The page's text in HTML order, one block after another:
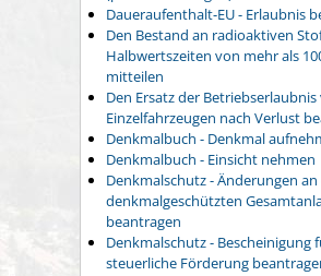
Daueraufenthalt-EU - Erlaubnis
Den Bestand an radioaktiven
Halbwertszeiten von mehr als
mitteilen
Den Ersatz der Betriebserlaubnis
Einzelfahrzeugen nach Verlust
Denkmalbuch - Denkmal
Denkmalbuch - Einsicht nehmen
Denkmalschutz - Änderungen
denkmalgeschützten
beantragen
Denkmalschutz - Bescheinigung
steuerliche Förderung